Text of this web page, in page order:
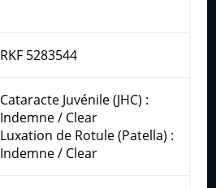
RKF 5283544
Cataracte Juvénile (JHC) :
Indemne / Clear
Luxation de Rotule (Patella) :
Indemne / Clear